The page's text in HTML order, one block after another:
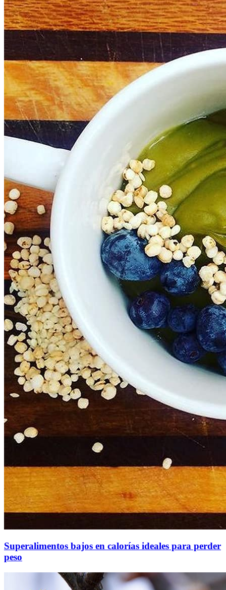
Superalimentos bajos en calorías ideales para perder
peso